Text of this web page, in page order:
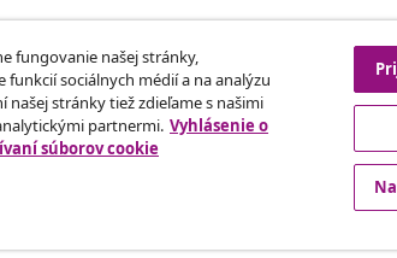
fungovanie našej stránky,
sociálnych médií a na analýzu
stránky tiež zdieľame s našimi
partnermi. Vyhlásenie o
súborov cookie